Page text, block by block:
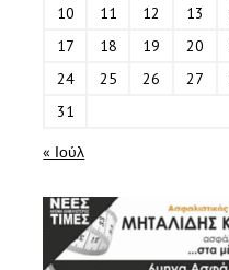
10
11 12 13
17
18 19 20
24
25 26 27
31
« Ιούλ